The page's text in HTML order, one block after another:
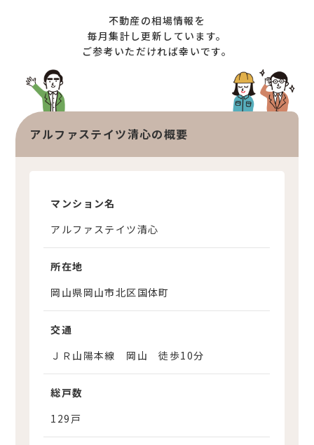
不動産売却サポート
査定依頼
不動産の相場情報
不動産を探す
物件検索
オンライン相談サービス
不動産の相場情報を
毎月集計し更新しています。
ご参考いただければ幸いです。
アルファステイツ清心の概要
マンション名
アルファステイツ清心
所在地
岡山県岡山市北区国体町
交通
ＪＲ山陽本線 岡山 徒歩10分
総戸数
129戸